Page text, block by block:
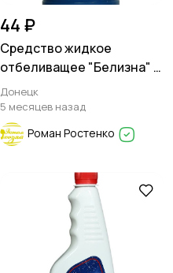
44 ₽
Средство жидкое
отбеливащее "Белизна" -
Экономка
Донецк
5 месяцев назад
Роман Ростенко